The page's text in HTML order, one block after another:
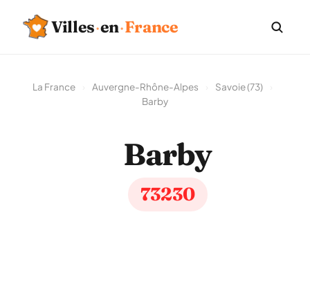
Villes·en·France
La France Auvergne-Rhône-Alpes Savoie (73)
Barby
Barby
73230